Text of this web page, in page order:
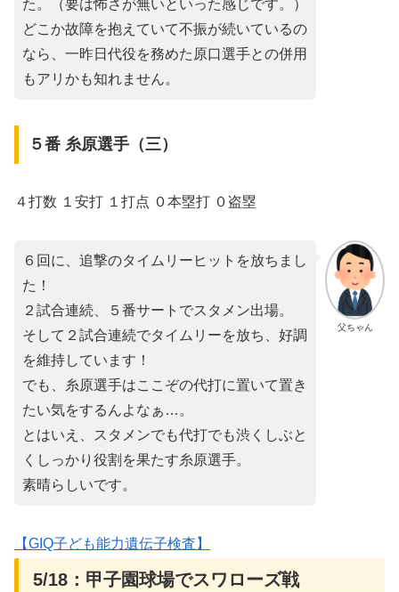
た。（要は怖さが無いといった感じです。）
どこか故障を抱えていて不振が続いているの
なら、一昨日代役を務めた原口選手との併用
もアリかも知れません。
５番 糸原選手（三）
４打数 １安打 １打点 ０本塁打 ０盗塁
父ちゃん
６回に、追撃のタイムリーヒットを放ちまし
た！
２試合連続、５番サートでスタメン出場。
そして２試合連続でタイムリーを放ち、好調
を維持しています！
でも、糸原選手はここぞの代打に置いて置き
たい気をするんよなぁ…。
とはいえ、スタメンでも代打でも渋くしぶと
くしっかり役割を果たす糸原選手。
素晴らしいです。
【GIQ子ども能力遺伝子検査】
5/18：甲子園球場でスワローズ戦